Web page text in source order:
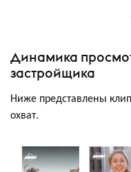
Динамика
застройщика
Ниже представлены
охват.